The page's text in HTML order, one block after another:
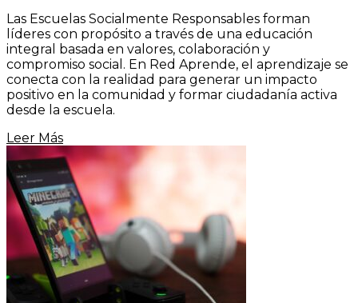
Las Escuelas Socialmente Responsables forman
líderes con propósito a través de una educación
integral basada en valores, colaboración y
compromiso social. En Red Aprende, el aprendizaje se
conecta con la realidad para generar un impacto
positivo en la comunidad y formar ciudadanía activa
desde la escuela.
Leer Más